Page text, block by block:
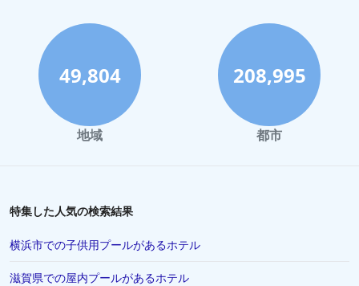
49,804
地域
208,995
都市
特集した人気の検索結果
横浜市での子供用プールがあるホテル
滋賀県での屋内プールがあるホテル